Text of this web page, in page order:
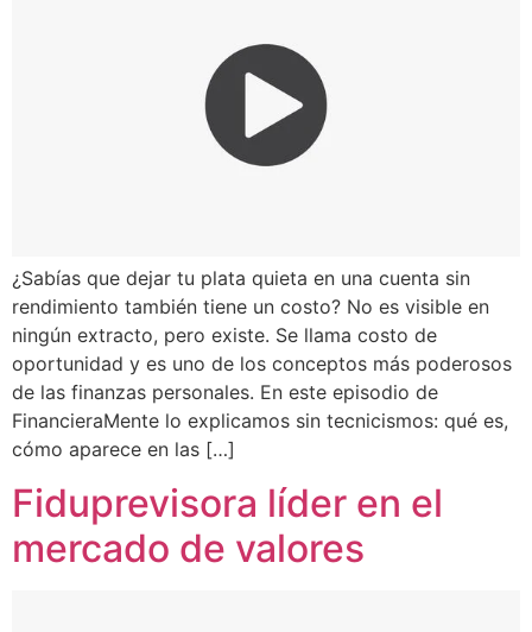
¿Sabías que dejar tu plata quieta en una cuenta sin
rendimiento también tiene un costo? No es visible en
ningún extracto, pero existe. Se llama costo de
oportunidad y es uno de los conceptos más poderosos
de las finanzas personales. En este episodio de
FinancieraMente lo explicamos sin tecnicismos: qué es,
cómo aparece en las […]
Fiduprevisora líder en el
mercado de valores